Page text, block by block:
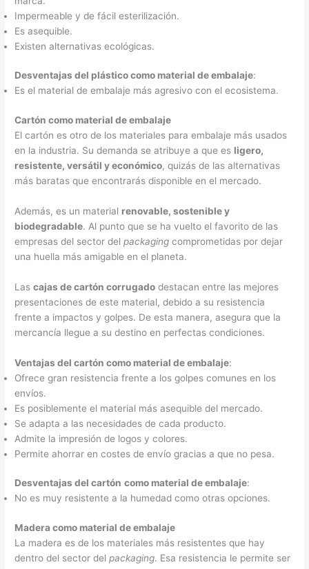
Impermeable y de fácil esterilización.
Es asequible.
Existen alternativas ecológicas.
Desventajas del plástico como material de embalaje:
Es el material de embalaje más agresivo con el ecosistema.
Cartón como material de embalaje
El cartón es otro de los materiales para embalaje más usados
en la industria. Su demanda se atribuye a que es ligero,
resistente, versátil y económico, quizás de las alternativas
más baratas que encontrarás disponible en el mercado.
Además, es un material renovable, sostenible y
biodegradable. Al punto que se ha vuelto el favorito de las
empresas del sector delpackaging comprometidas por dejar
una huella más amigable en el planeta.
Lascajas de cartón corrugado destacan entre las mejores
presentaciones de este material, debido a su resistencia
frente a impactos y golpes. De esta manera, asegura que la
mercancía llegue a su destino en perfectas condiciones.
Ventajas del cartón como material de embalaje:
Ofrece gran resistencia frente a los golpes comunes en los
envíos.
Es posiblemente el material más asequible del mercado.
Se adapta a las necesidades de cada producto.
Admite la impresión de logos y colores.
Permite ahorrar en costes de envío gracias a que no pesa.
Desventajas del cartón como material de embalaje:
No es muy resistente a la humedad como otras opciones.
Madera como material de embalaje
La madera es de los materiales más resistentes que hay
dentro del sector delpackaging. Esa resistencia le permite ser